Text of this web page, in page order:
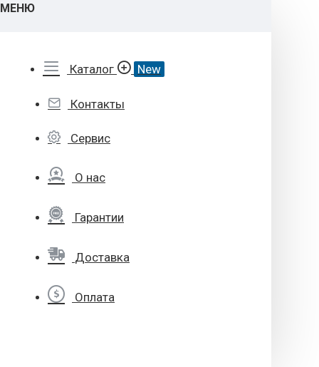
МЕНЮ
Каталог New
Контакты
Сервис
О нас
Гарантии
Доставка
Оплата